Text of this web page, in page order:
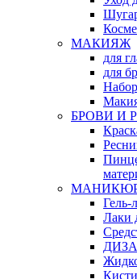
МАКИЯЖ
для
для
БРОВИ И
Гель-
Лаки